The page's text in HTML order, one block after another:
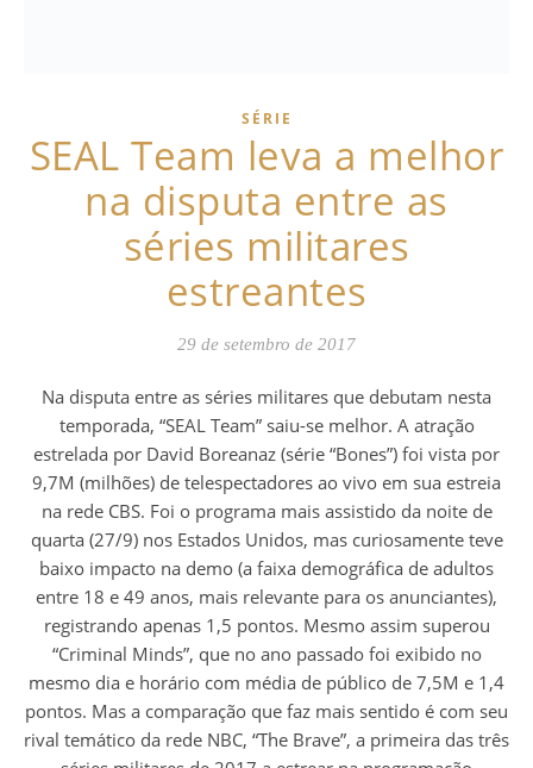
SÉRIE
SEAL Team leva a melhor
na disputa entre as
séries militares
estreantes
29 de setembro de 2017
Na disputa entre as séries militares que debutam nesta
temporada, “SEAL Team” saiu-se melhor. A atração
estrelada por David Boreanaz (série “Bones”) foi vista por
9,7M (milhões) de telespectadores ao vivo em sua estreia
na rede CBS. Foi o programa mais assistido da noite de
quarta (27/9) nos Estados Unidos, mas curiosamente teve
baixo impacto na demo (a faixa demográfica de adultos
entre 18 e 49 anos, mais relevante para os anunciantes),
registrando apenas 1,5 pontos. Mesmo assim superou
“Criminal Minds”, que no ano passado foi exibido no
mesmo dia e horário com média de público de 7,5M e 1,4
pontos. Mas a comparação que faz mais sentido é com seu
rival temático da rede NBC, “The Brave”, a primeira das três